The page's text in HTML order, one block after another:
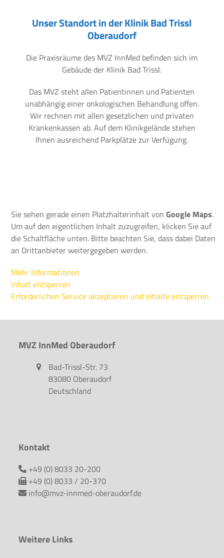
Unser Standort in der Klinik Bad Trissl
Oberaudorf
Die Praxisräume des MVZ InnMed befinden sich im
Gebäude der Klinik Bad Trissl.
Das MVZ steht allen Patientinnen und Patienten
unabhängig einer onkologischen Behandlung offen.
Wir rechnen mit allen gesetzlichen und privaten
Krankenkassen ab. Auf dem Klinikgelände stehen
Ihnen ausreichend Parkplätze zur Verfügung.
Sie sehen gerade einen Platzhalterinhalt vonGoogle Maps.
Um auf den eigentlichen Inhalt zuzugreifen, klicken Sie auf
die Schaltfläche unten. Bitte beachten Sie, dass dabei Daten
an Drittanbieter weitergegeben werden.
Mehr Informationen
Inhalt entsperren
Erforderlichen Service akzeptieren und Inhalte entsperren
MVZ InnMed Oberaudorf
Bad-Trissl-Str. 73
83080 Oberaudorf
Deutschland
Kontakt
+49 (0) 8033 20-200
+49 (0) 8033 / 20-370
info@mvz-innmed-oberaudorf.de
Weitere Links